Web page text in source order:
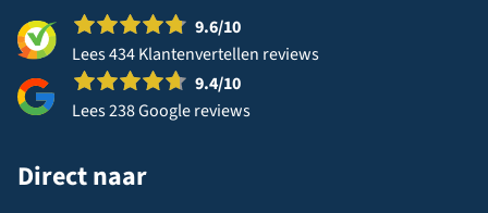
9.6/10
Lees 434 Klantenvertellen reviews
9.4/10
Lees 238 Google reviews
Direct naar